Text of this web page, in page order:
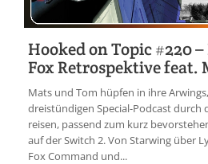
Hooked on Topic #220
Fox Retrospektive feat.
Mats und Tom hüpfen in ihre
dreistündigen Special-Podcast durch
reisen, passend zum kurz
auf der Switch 2. Von Starwing über
Fox Command und...